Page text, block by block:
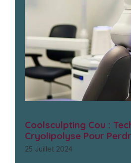
Coolsculpting Cou :
Cryolipolyse Pour
25 Juillet 2024